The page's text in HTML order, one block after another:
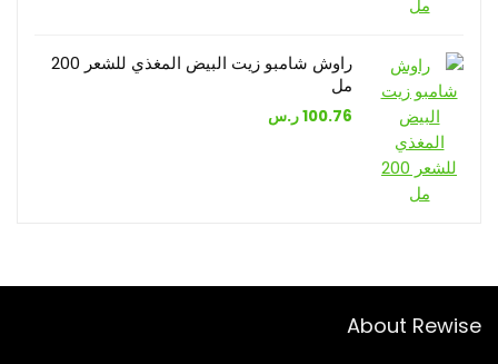
راوش شامبو زيت البيض المغذي للشعر 200
مل
100.76ر.س
About Rewise